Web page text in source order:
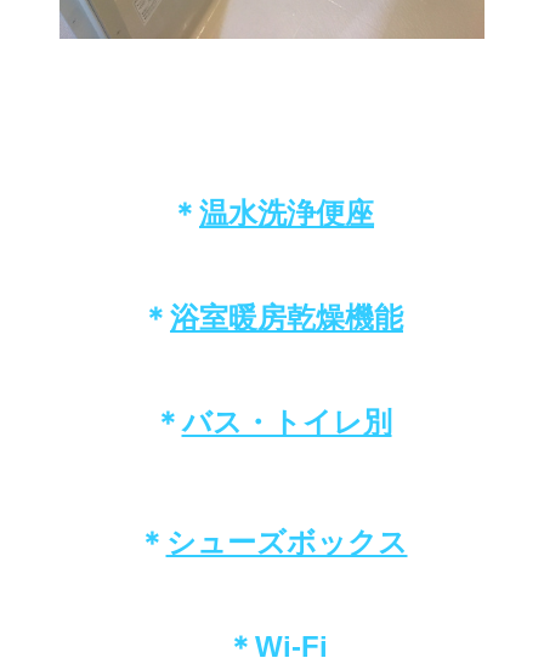
＊ 温水洗浄便座
＊ 浴室暖房乾燥機能
＊バス・トイレ別
＊ シューズボックス
＊ Wi-Fi